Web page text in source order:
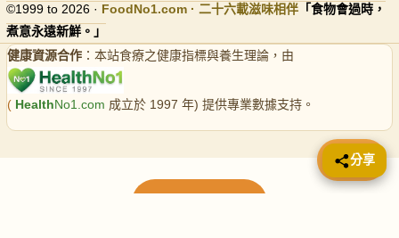
©1999 to 2026 · FoodNo1.com · 二十六載滋味相伴 「食物會過時，
煮意永遠新鮮。」
健康資源合作 ：本站食療之健康指標與養生理論，由
( HealthNo1.com 成立於 1997 年) 提供專業數據支持。
📤 分享
分享